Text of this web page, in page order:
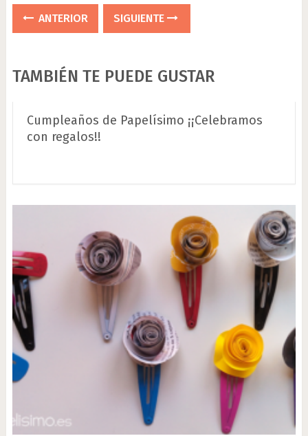
ANTERIOR SIGUIENTE
TAMBIÉN TE PUEDE GUSTAR
Cumpleaños de Papelísimo ¡¡Celebramos
con regalos!!